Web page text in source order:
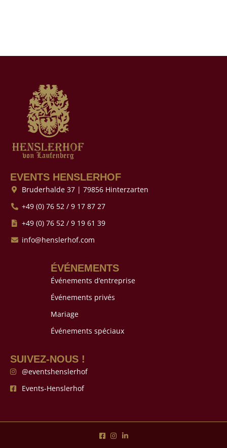
EVENTS HENSLERHOF
Bruderhalde 37 | 79856 Hinterzarten
+49 (0) 76 52 / 9 17 87 27
+49 (0) 76 52 / 9 19 61 39
info@henslerhof.com
ÉVÉNEMENTS
Événements d’entreprise
Événements privés
Mariage
Événements spéciaux
SUIVEZ-NOUS !
@eventshenslerhof
Events-Henslerhof